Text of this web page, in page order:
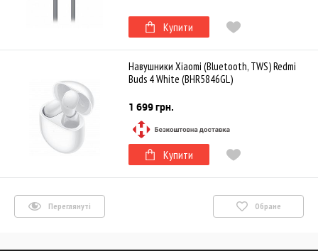
Купити
Навушники Xiaomi (Bluetooth, TWS) Redmi
Buds 4 White (BHR5846GL)
1 699 грн.
Купити
Переглянуті Обране